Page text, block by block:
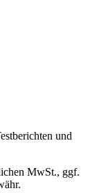
und
MwSt., ggf.